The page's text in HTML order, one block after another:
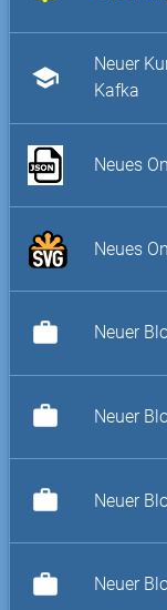
school
Neuer
Kafka
Neues
Neues
work Neuer
work Neuer
work Neuer
work Neuer